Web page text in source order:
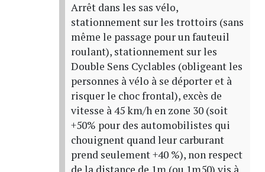
Arrêt dans les sas vélo,
stationnement sur les trottoirs (sans
même le passage pour un fauteuil
roulant), stationnement sur les
Double Sens Cyclables (obligeant les
personnes à vélo à se déporter et à
risquer le choc frontal), excès de
vitesse à 45 km/h en zone 30 (soit
+50% pour des automobilistes qui
chouignent quand leur carburant
prend seulement +40 %), non respect